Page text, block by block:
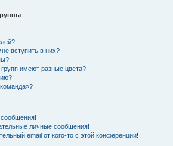
вступить в них?
имеют разные цвета?
личные сообщения!
email от кого-то с этой конференции!